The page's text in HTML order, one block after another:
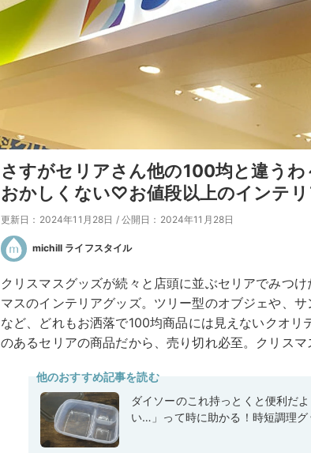
さすがセリアさん他の100均と違うわ
おかしくない♡お値段以上のインテ
更新日：2024年11月28日 / 公開日：2024年11月28日
michill ライフスタイル
クリスマスグッズが続々と店頭に並ぶセリアでみつ
マスのインテリアグッズ。ツリー型のオブジェや、
など、どれもお洒落で100均商品には見えないクオリ
のあるセリアの商品だから、売り切れ必至。クリスマ
他のおすすめ記事を読む
ダイソーのこれ持っとくと便利だ
い…」って時に助かる！時短調理グ